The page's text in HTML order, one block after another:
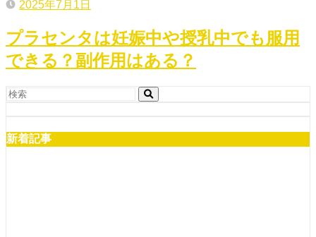
2025年7月1日
プラセンタは妊娠中や授乳中でも服用
できる？副作用はある？
新着記事